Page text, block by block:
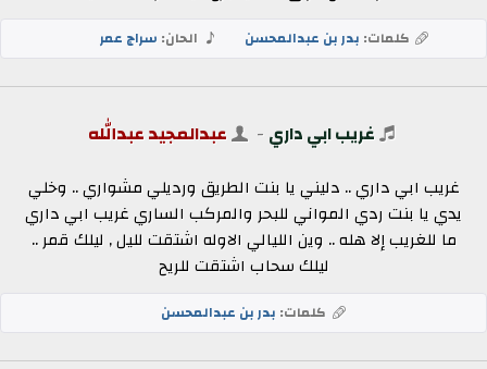
كلمات: بدر بن عبدالمحسن الحان: سراج عمر
غريب ابي داري - عبدالمجيد عبدالله
غريب ابي داري .. دليني يا بنت الطريق ورديلي مشواري .. وخلي
يدي يا بنت ردي المواني للبحر والمركب الساري غريب ابي داري
ما للغريب إلا هله .. وين الليالي الاوله اشتقت لليل , ليلك قمر ..
ليلك سحاب اشتقت للريح
كلمات: بدر بن عبدالمحسن